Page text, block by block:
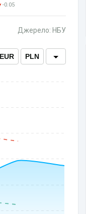
-0.05
Джерело: НБУ
EUR PLN